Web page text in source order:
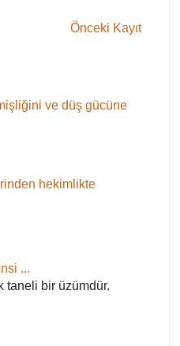
Önceki Kayıt
ve düş gücüne
hekimlikte
...
taneli bir üzümdür.